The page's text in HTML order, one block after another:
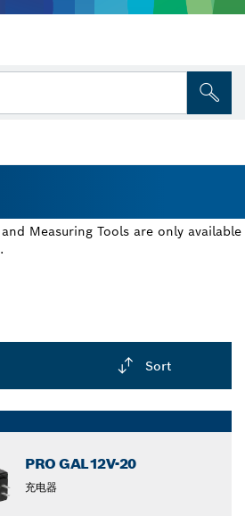
Measuring Tools are only available
.
Sort
closed
PRO GAL12V-20
充电器